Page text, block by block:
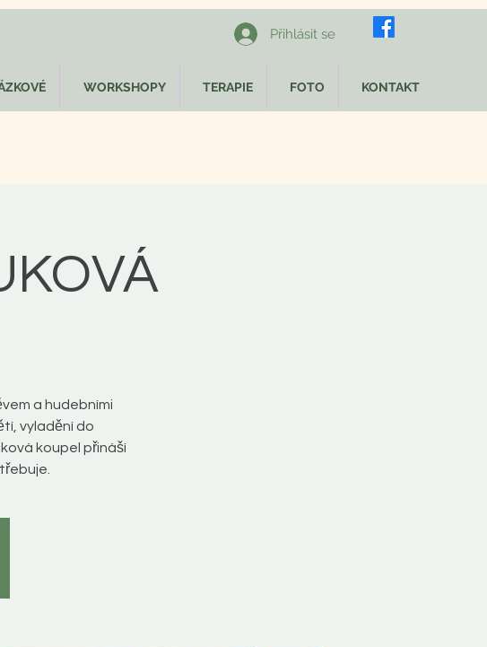
Přihlásit se
WORKSHOPY TERAPIE FOTO KONTAKT
a hudebními
vyladění do
koupel přináší